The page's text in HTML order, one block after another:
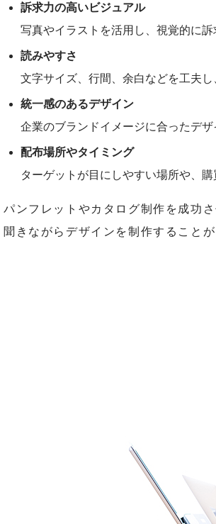
訴求力の高いビジュアル
写真やイラストを活用し、視覚的に訴
読みやすさ
文字サイズ、行間、余白などを工夫
統一感のあるデザイン
企業のブランドイメージに合ったデ
配布場所やタイミング
ターゲットが目にしやすい場所や、
パンフレットやカタログ制作を成功
聞きながらデザインを制作することが